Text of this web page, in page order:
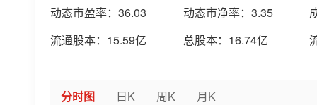
动态市盈率： 36.03 动态市净率： 3.35
流通股本： 15.59亿 总股本： 16.74亿
分时图 日K 周K 月K